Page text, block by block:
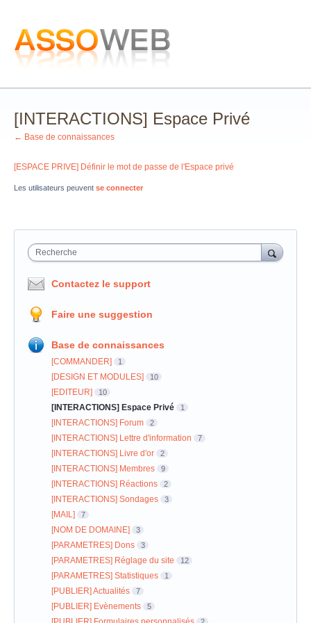
[INTERACTIONS] Espace Privé
← Base de connaissances
[ESPACE PRIVE] Définir le mot de passe de l'Espace privé
Les utilisateurs peuvent se connecter
Recherche
Contactez le support
Faire une suggestion
Base de connaissances
[COMMANDER] 1
[DESIGN ET MODULES] 10
[EDITEUR] 10
[INTERACTIONS] Espace Privé 1
[INTERACTIONS] Forum 2
[INTERACTIONS] Lettre d'information 7
[INTERACTIONS] Livre d'or 2
[INTERACTIONS] Membres 9
[INTERACTIONS] Réactions 2
[INTERACTIONS] Sondages 3
[MAIL] 7
[NOM DE DOMAINE] 3
[PARAMETRES] Dons 3
[PARAMETRES] Réglage du site 12
[PARAMETRES] Statistiques 1
[PUBLIER] Actualités 7
[PUBLIER] Evènements 5